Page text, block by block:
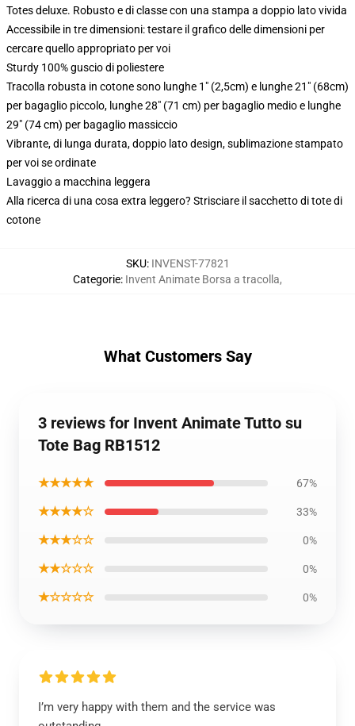
Totes deluxe. Robusto e di classe con una stampa a doppio lato vivida
Accessibile in tre dimensioni: testare il grafico delle dimensioni per
cercare quello appropriato per voi
Sturdy 100% guscio di poliestere
Tracolla robusta in cotone sono lunghe 1" (2,5cm) e lunghe 21" (68cm)
per bagaglio piccolo, lunghe 28" (71 cm) per bagaglio medio e lunghe
29" (74 cm) per bagaglio massiccio
Vibrante, di lunga durata, doppio lato design, sublimazione stampato
per voi se ordinate
Lavaggio a macchina leggera
Alla ricerca di una cosa extra leggero? Strisciare il sacchetto di tote di
cotone
SKU: INVENST-77821
Categorie: Invent Animate Borsa a tracolla,
What Customers Say
3 reviews for Invent Animate Tutto su
Tote Bag RB1512
★★★★★ 67%
★★★★☆ 33%
★★★☆☆ 0%
★★☆☆☆ 0%
★☆☆☆☆ 0%
I’m very happy with them and the service was